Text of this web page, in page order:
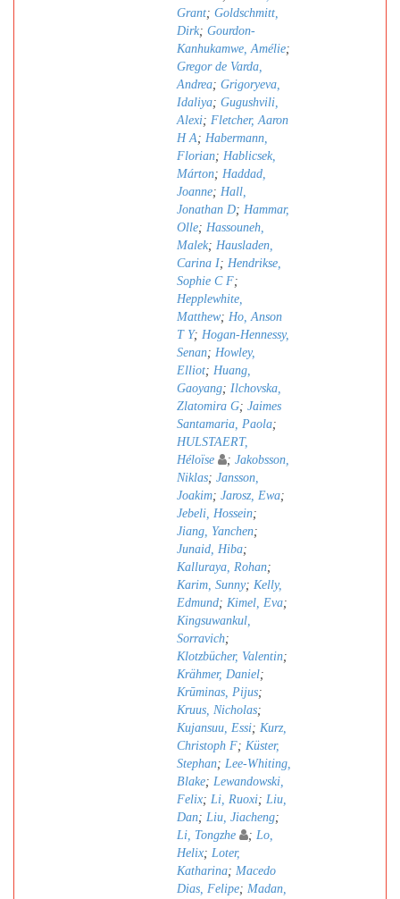
Grant; Goldschmitt,
Dirk; Gourdon-
Kanhukamwe, Amélie;
Gregor de Varda,
Andrea; Grigoryeva,
Idaliya; Gugushvili,
Alexi; Fletcher, Aaron
H A; Habermann,
Florian; Hablicsek,
Márton; Haddad,
Joanne; Hall,
Jonathan D; Hammar,
Olle; Hassouneh,
Malek; Hausladen,
Carina I; Hendrikse,
Sophie C F;
Hepplewhite,
Matthew; Ho, Anson
T Y; Hogan-Hennessy,
Senan; Howley,
Elliot; Huang,
Gaoyang; Ilchovska,
Zlatomira G; Jaimes
Santamaria, Paola;
HULSTAERT,
Héloïse
; Jakobsson,
Niklas; Jansson,
Joakim; Jarosz, Ewa;
Jebeli, Hossein;
Jiang, Yanchen;
Junaid, Hiba;
Kalluraya, Rohan;
Karim, Sunny; Kelly,
Edmund; Kimel, Eva;
Kingsuwankul,
Sorravich;
Klotzbücher, Valentin;
Krähmer, Daniel;
Krūminas, Pijus;
Kruus, Nicholas;
Kujansuu, Essi; Kurz,
Christoph F; Küster,
Stephan; Lee-Whiting,
Blake; Lewandowski,
Felix; Li, Ruoxi; Liu,
Dan; Liu, Jiacheng;
Li, Tongzhe
; Lo,
Helix; Loter,
Katharina; Macedo
Dias, Felipe; Madan,